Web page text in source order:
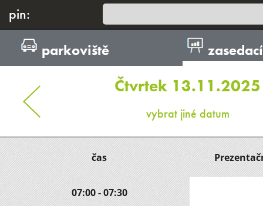
pin:
parkoviště
Čtvrtek 13.11.2025
vybrat jiné datum
čas
07:00 - 07:30